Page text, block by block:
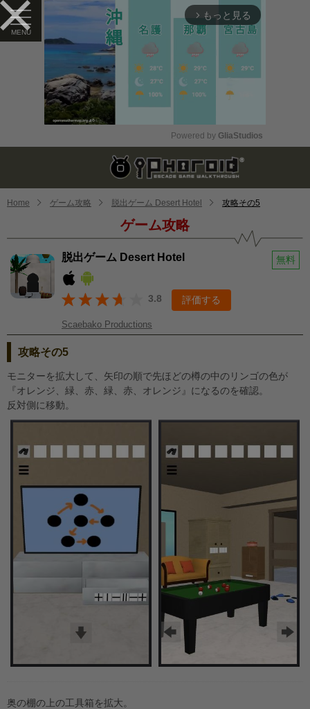
arrow_forward_ios もっと見る
Mute
Powered by GliaStudios
Home ゲーム攻略 脱出ゲーム Desert Hotel 攻略その5
ゲーム攻略
脱出ゲーム Desert Hotel 無料
3.8 評価する
Scaebako Productions
攻略その5
モニターを拡大して、矢印の順で先ほどの樽の中のリンゴの色が
『オレンジ、緑、赤、緑、赤、オレンジ』になるのを確認。
反対側に移動。
奥の棚の上の工具箱を拡大。